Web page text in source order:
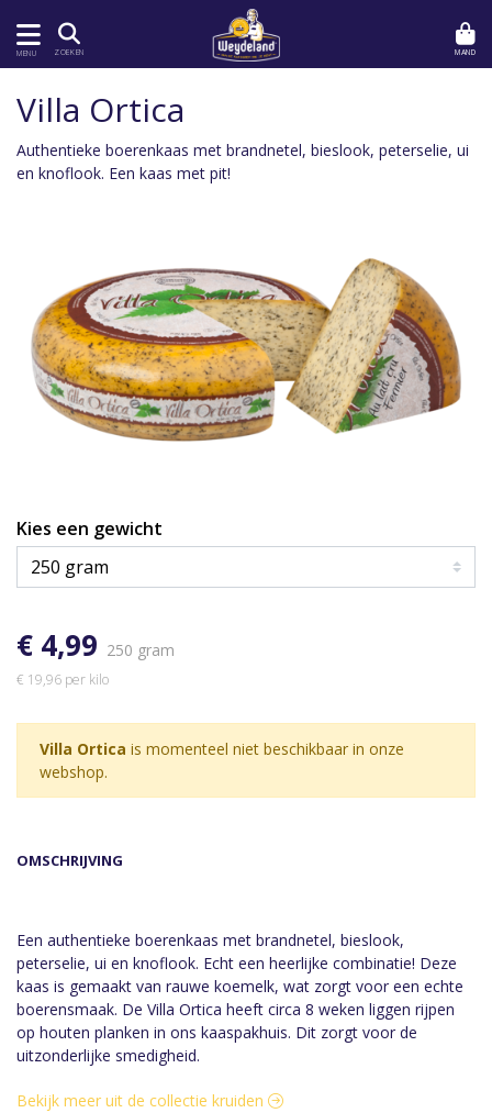
MENU ZOEKEN MAND
OMSCHRIJVING
Een authentieke boerenkaas met brandnetel, bieslook,
peterselie, ui en knoflook. Echt een heerlijke combinatie! Deze
kaas is gemaakt van rauwe koemelk, wat zorgt voor een echte
boerensmaak. De Villa Ortica heeft circa 8 weken liggen rijpen
op houten planken in ons kaaspakhuis. Dit zorgt voor de
uitzonderlijke smedigheid.
Villa Ortica
Authentieke boerenkaas met brandnetel, bieslook, peterselie, ui
en knoflook. Een kaas met pit!
Kies een gewicht
€ 4,99 250 gram
€ 19,96 per kilo
Villa Ortica is momenteel niet beschikbaar in onze
webshop.
Bekijk meer uit de collectie kruiden